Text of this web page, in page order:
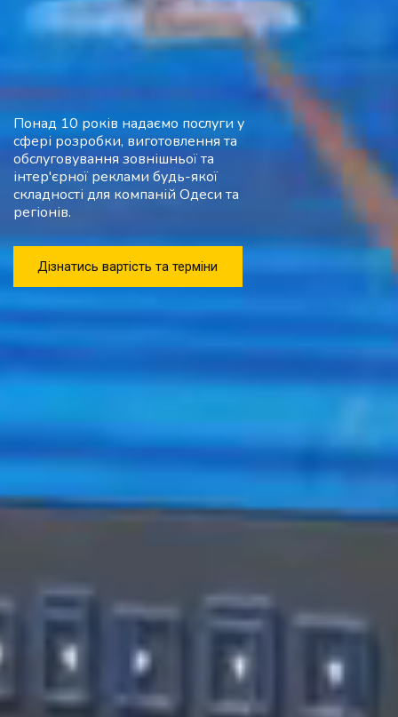
Понад 10 років надаємо послуги у
сфері розробки, виготовлення та
обслуговування зовнішньої та
інтер'єрної реклами будь-якої
складності для компаній Одеси та
регіонів.
Дізнатись вартість та терміни